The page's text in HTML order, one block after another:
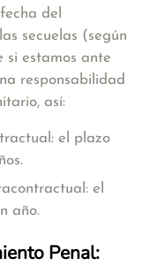
del
secuelas (según
si estamos ante
responsabilidad
así:
el plazo
el
año.
Penal: